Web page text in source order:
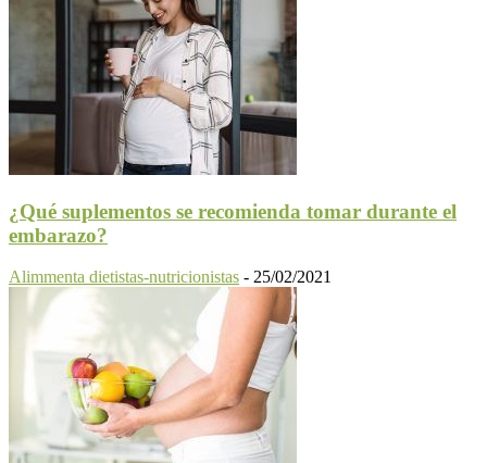
¿Qué suplementos se recomienda tomar durante el
embarazo?
Alimmenta dietistas-nutricionistas - 25/02/2021